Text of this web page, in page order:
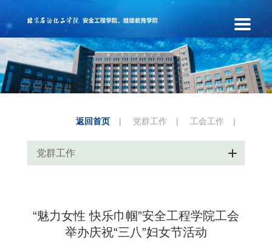
返回首页 | 党群工作 | 工会工作 |
党群工作
“魅力女性 快乐巾帼”安全工程学院工会
举办庆祝“三八”妇女节活动